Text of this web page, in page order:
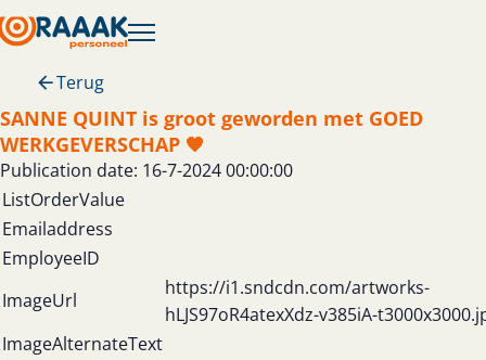
Terug
SANNE QUINT is groot geworden met GOED
WERKGEVERSCHAP 🧡
Publication date: 16-7-2024 00:00:00
ListOrderValue
Emailaddress
EmployeeID
ImageUrl
https://i1.sndcdn.com/artworks-
hLJS97oR4atexXdz-v385iA-
ImageAlternateText